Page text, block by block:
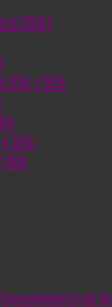
(SEA)
80s y 90s
90s
90s
de